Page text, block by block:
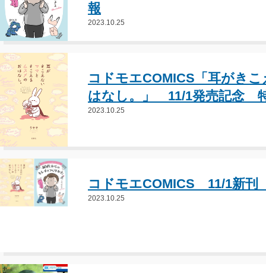
報
2023.10.25
コドモエCOMICS「耳がき
はなし。」 11/1発売記念
2023.10.25
コドモエCOMICS 11/1新
2023.10.25